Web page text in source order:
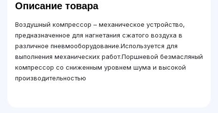
Описание товара
Воздушный компрессор – механическое устройство,
предназначенное для нагнетания сжатого воздуха в
различное пневмооборудование.Используется для
выполнения механических работ.Поршневой безмасляный
компрессор со сниженным уровнем шума и высокой
производительностью